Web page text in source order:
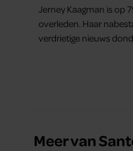
Jerney Kaagman is op
overleden. Haar
verdrietige nieuws
Meer van